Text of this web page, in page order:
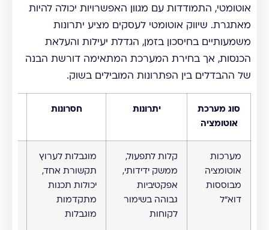
אוטומטי, התמודדות עם מגוון האפשרויות יכולה להיות
מאתגרת. שיווק אוטומטי לעסקים מציע יתרונות
משמעותיים בחיסכון בזמן, הגדלת יעילות והעלאת
הכנסות, אך בחירת המערכת המתאימה דורשת הבנה
של ההבדלים בין הפתרונות המובילים בשוק.
סוג מערכת
אוטומציה
יתרונות חסרונות
מערכות
אוטומציה
מבוססות
דוא"ל
קלות לתפעול,
ממשק ידידותי,
אפקטיביות
גבוהה בשימור
לקוחות
מוגבלות לערוץ
תקשורת אחד,
יכולות תכנות
מתקדמות
מוגבלות